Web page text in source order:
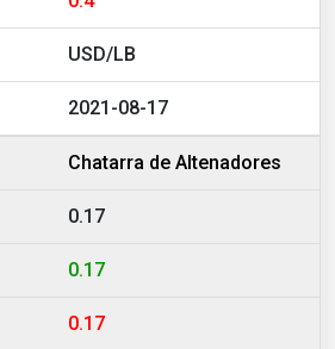
USD/LB
2021-08-17
Chatarra de Altenadores
0.17
0.17
0.17